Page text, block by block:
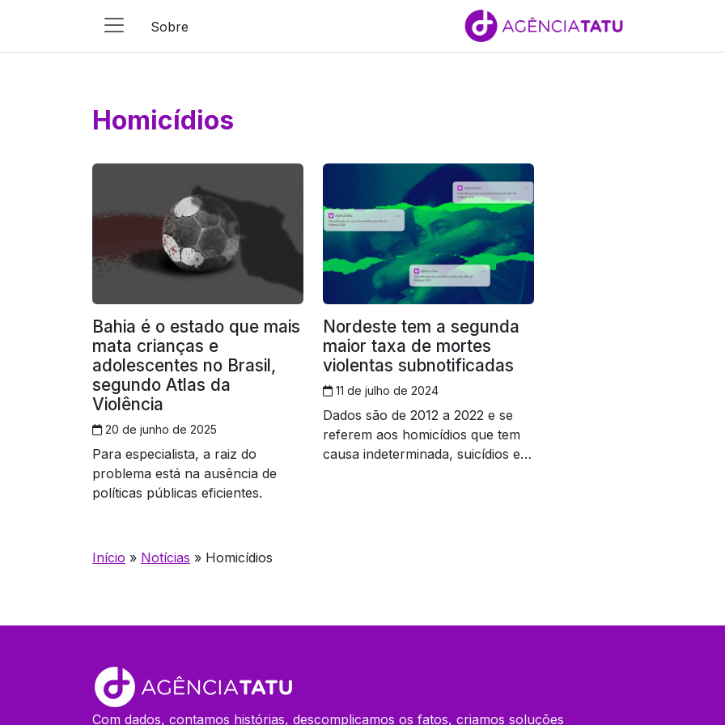
Sobre
Homicídios
Bahia é o estado que mais
mata crianças e
adolescentes no Brasil,
segundo Atlas da
Violência
20 de junho de 2025
Para especialista, a raiz do
problema está na ausência de
políticas públicas eficientes.
Nordeste tem a segunda
maior taxa de mortes
violentas subnotificadas
11 de julho de 2024
Dados são de 2012 a 2022 e se
referem aos homicídios que tem
causa indeterminada, suicídios e
Início » Notícias » Homicídios
Com dados, contamos histórias, descomplicamos os fatos, criamos soluções